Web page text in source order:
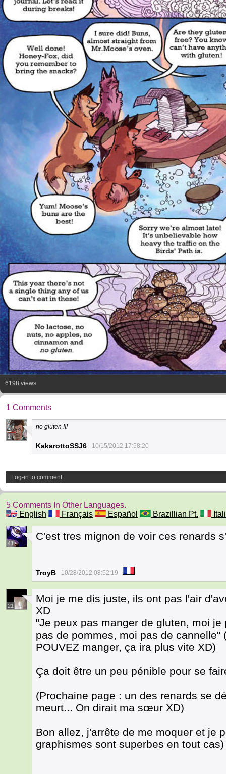
6198 views
1 Comments
1
no gluten !!!
KakarottoSSJ6 10/15/2012 17:58:20
Log-in to comment
5 Comments In Other Languages.
English
Français Español Brazillian Pt.
41
C'est tres mignon de voir ces renards
TroyB 10/28/2012 08:52:19
21
Moi je me dis juste, ils ont pas l'air
XD
"Je peux pas manger de gluten, moi
pas de pommes, moi pas de
POUVEZ manger, ça ira plus vite XD)
Ça doit être un peu pénible pour se
(Prochaine page : un des renards se
meurt... On dirait ma sœur XD)
Bon allez, j'arrête de me moquer et je
graphismes sont superbes en tout cas)